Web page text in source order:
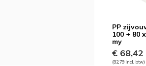
PP
100 + 80
my
€ 68,42
(82,79 Incl. btw)